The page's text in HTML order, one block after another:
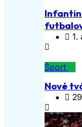
1.
Šport
Nové